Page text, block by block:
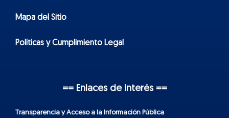
Mapa del Sitio
Políticas y Cumplimiento Legal
== Enlaces de interés ==
Transparencia y Acceso a la Información Pública